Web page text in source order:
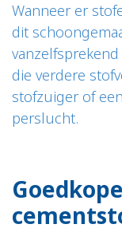
Wanneer er
dit
die verdere
stofzuiger of
perslucht.